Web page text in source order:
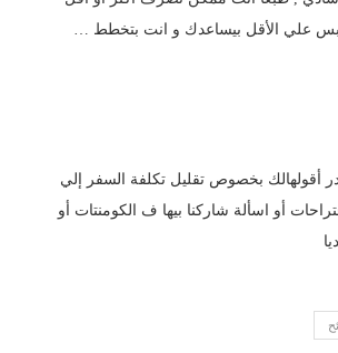
علي الأقل بيساعدك و انت بتخطط …
أقولهالك بخصوص تقليل تكلفة السفر إلي
أو اسألة شاركنا بيها ف الكومنتات أو